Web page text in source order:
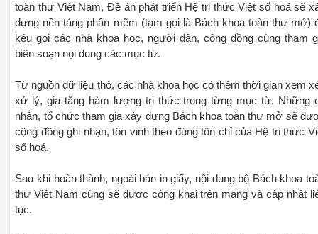
toàn thư Việt Nam, Đề án phát triển Hệ tri thức Việt số hoá sẽ
dựng nền tảng phần mềm (tạm gọi là Bách khoa toàn thư mở)
kêu gọi các nhà khoa học, người dân, cộng đồng cùng tham
biên soạn nội dung các mục từ.
Từ nguồn dữ liệu thô, các nhà khoa học có thêm thời gian xem
xử lý, gia tăng hàm lượng tri thức trong từng mục từ. Những
nhân, tổ chức tham gia xây dựng Bách khoa toàn thư mở sẽ
cộng đồng ghi nhận, tôn vinh theo đúng tôn chỉ của Hệ tri thức
số hoá.
Sau khi hoàn thành, ngoài bản in giấy, nội dung bộ Bách khoa
thư Việt Nam cũng sẽ được công khai trên mạng và cập nhật
tục.